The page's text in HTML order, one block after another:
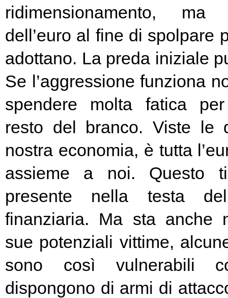
ridimensionamento,
dell’euro al fine di spolpare
adottano. La preda iniziale
Se l’aggressione funziona
spendere molta fatica
resto del branco. Viste le
nostra economia, è tutta
assieme a noi. Questo
presente nella testa
finanziaria. Ma sta anche
sue potenziali vittime,
sono così vulnerabili
dispongono di armi di